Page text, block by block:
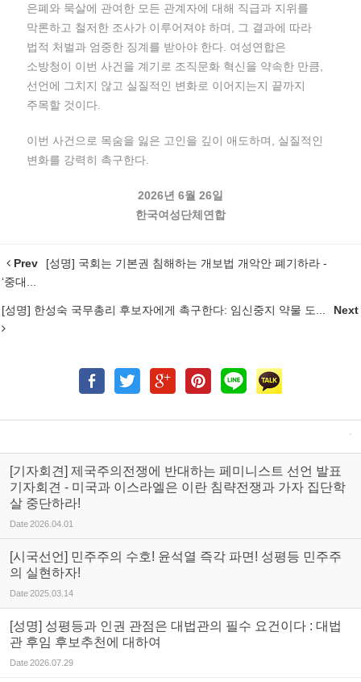
은폐와 묵살에 관여한 모든 관계자에 대해 직급과 지위를
막론하고 철저한 조사가 이루어져야 하며, 그 결과에 따라
법적 처벌과 엄중한 징계를 받아야 한다. 여성연합은
소방청이 이번 사건을 계기로 조직문화 혁신을 약속한 만큼,
선언에 그치지 않고 실질적인 변화로 이어지는지 끝까지
주목할 것이다.
이번 사건으로 목숨을 잃은 고인을 깊이 애도하며, 실질적인
변화를 강력히 촉구한다.
2026년 6월 26일
한국여성단체연합
Prev
[성명] 국회는 기본권 침해하는 개보법 개악안 폐기하라 -
‘중대...
[성명] 한성숙 국무총리 후보자에게 촉구한다: 임신중지 약물 도... Next
[기자회견] 제국주의전쟁에 반대하는 페미니스트 선언 발표
기자회견 - 미국과 이스라엘은 이란 침략전쟁과 가자 집단학
살 중단하라!
Date2026.04.01
[시국선언] 민주주의 수호! 윤석열 즉각 파면! 성평등 민주주
의 실현하자!
Date2025.03.14
[성명] 성평등과 인권 관점은 대법관의 필수 요건이다 : 대법
관 후임 후보추천에 대하여
Date2026.07.29